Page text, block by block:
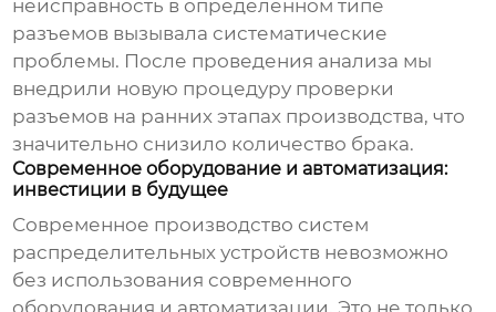
неисправность в определенном типе
разъемов вызывала систематические
проблемы. После проведения анализа мы
внедрили новую процедуру проверки
разъемов на ранних этапах производства, что
значительно снизило количество брака.
Современное оборудование и автоматизация:
инвестиции в будущее
Современное производство систем
распределительных устройств невозможно
без использования современного